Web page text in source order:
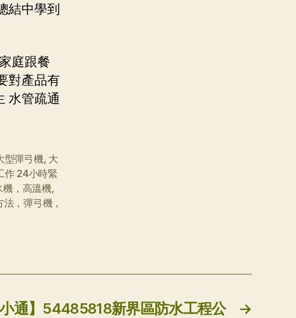
結中學到
庭跟餐
對產品有
水管疏通
型彈弓機, 大
作 24小時緊
機，高溫機,
，彈弓機，
→
小通】54485818新界區防水工程公